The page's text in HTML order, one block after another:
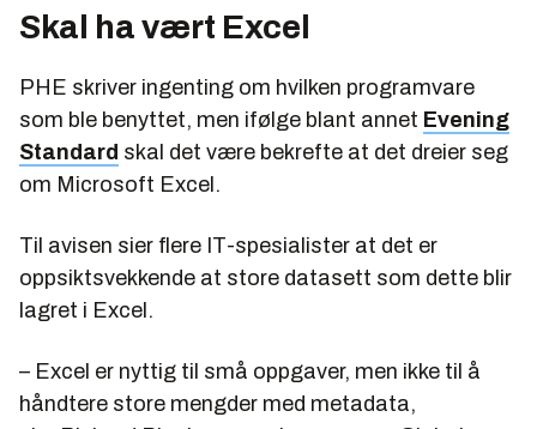
Skal ha vært Excel
PHE skriver ingenting om hvilken programvare
som ble benyttet, men ifølge blant annet Evening
Standard skal det være bekrefte at det dreier seg
om Microsoft Excel.
Til avisen sier flere IT-spesialister at det er
oppsiktsvekkende at store datasett som dette blir
lagret i Excel.
– Excel er nyttig til små oppgaver, men ikke til å
håndtere store mengder med metadata,